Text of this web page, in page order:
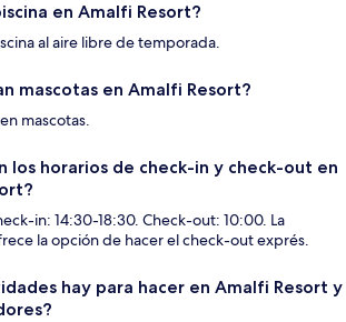
en Amalfi Resort?
al aire libre de temporada.
mascotas en Amalfi Resort?
mascotas.
los horarios de check-in y check-out en
in: 14:30-18:30. Check-out: 10:00. La
la opción de hacer el check-out exprés.
hay para hacer en Amalfi Resort y